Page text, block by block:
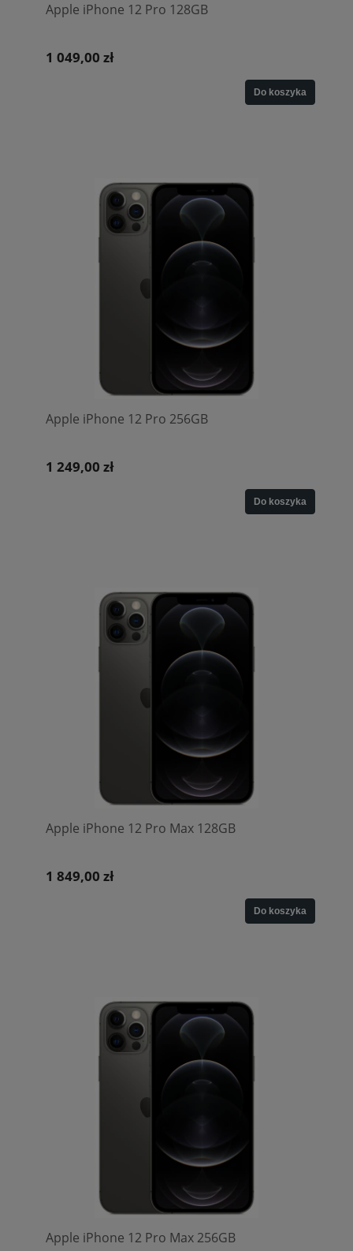
Apple iPhone 12 Pro 128GB
1 049,00 zł
Do koszyka
Apple iPhone 12 Pro 256GB
1 249,00 zł
Do koszyka
Apple iPhone 12 Pro Max 128GB
1 849,00 zł
Do koszyka
Apple iPhone 12 Pro Max 256GB